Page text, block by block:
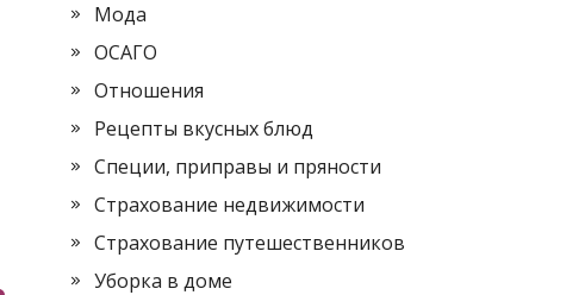
Мода
ОСАГО
Отношения
Рецепты вкусных блюд
Специи, приправы и пряности
Страхование недвижимости
Страхование путешественников
Уборка в доме